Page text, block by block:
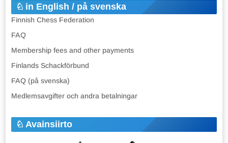
in English / på svenska
Finnish Chess Federation
FAQ
Membership fees and other payments
Finlands Schackförbund
FAQ (på svenska)
Medlemsavgifter och andra betalningar
Avainsiirto